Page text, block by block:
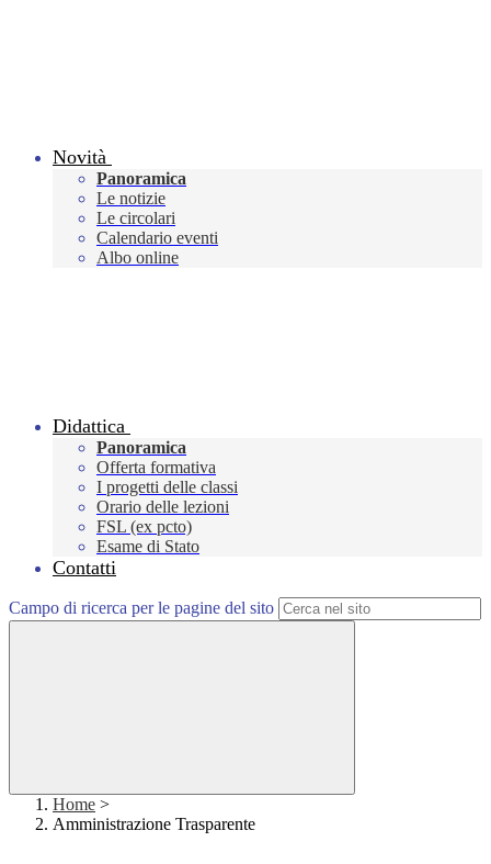
Novità
Panoramica
Le notizie
Le circolari
Calendario eventi
Albo online
Didattica
Panoramica
Offerta formativa
I progetti delle classi
Orario delle lezioni
FSL (ex pcto)
Esame di Stato
Contatti
Campo di ricerca per le pagine del sito
Home >
Amministrazione Trasparente